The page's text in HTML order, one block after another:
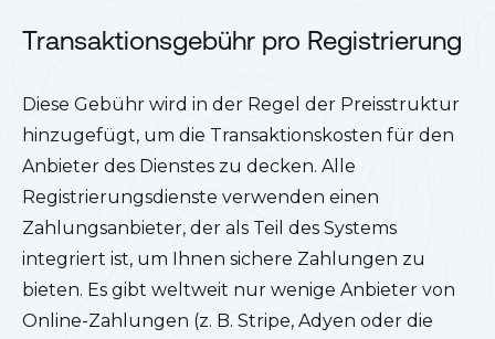
Transaktionsgebühr pro Registrierung
Diese Gebühr wird in der Regel der Preisstruktur
hinzugefügt, um die Transaktionskosten für den
Anbieter des Dienstes zu decken. Alle
Registrierungsdienste verwenden einen
Zahlungsanbieter, der als Teil des Systems
integriert ist, um Ihnen sichere Zahlungen zu
bieten. Es gibt weltweit nur wenige Anbieter von
Online-Zahlungen (z. B. Stripe, Adyen oder die